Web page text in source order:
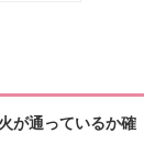
が通っているか確